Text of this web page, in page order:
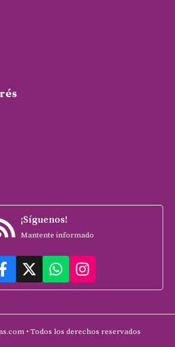
¡Síguenos!
Mantente informado
• Todos los derechos reservados